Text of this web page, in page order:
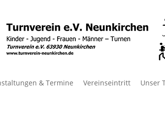
& Termine Vereinseintritt Unser